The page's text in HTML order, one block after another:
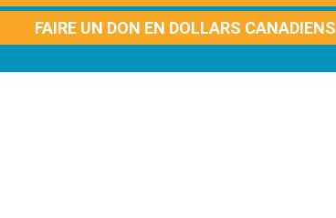
FAIRE UN DON EN DOLLARS CANADIENS